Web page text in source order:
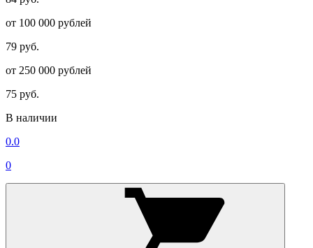
от 100 000 рублей
79 руб.
от 250 000 рублей
75 руб.
В наличии
0.0
0